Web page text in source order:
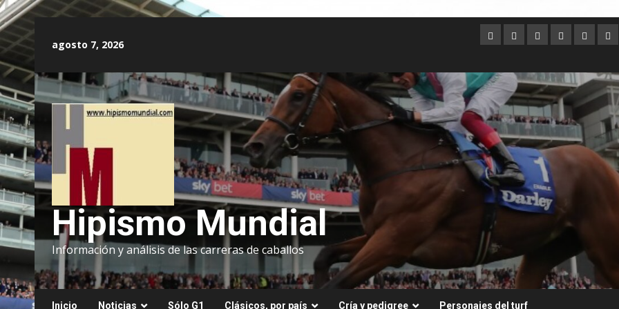
contenido
agosto 7, 2026
Argentina
AustraliaBrasilChileDubai
Hipismo Mundial
Información y análisis de las carreras de caballos
Inicio Noticias Sólo G1 Clásicos, por país Cría y pedigree Personajes del turf